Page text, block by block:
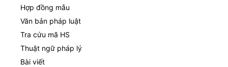
Hợp đồng mẫu
Văn bản pháp luật
Tra cứu mã HS
Thuật ngữ pháp lý
Bài viết